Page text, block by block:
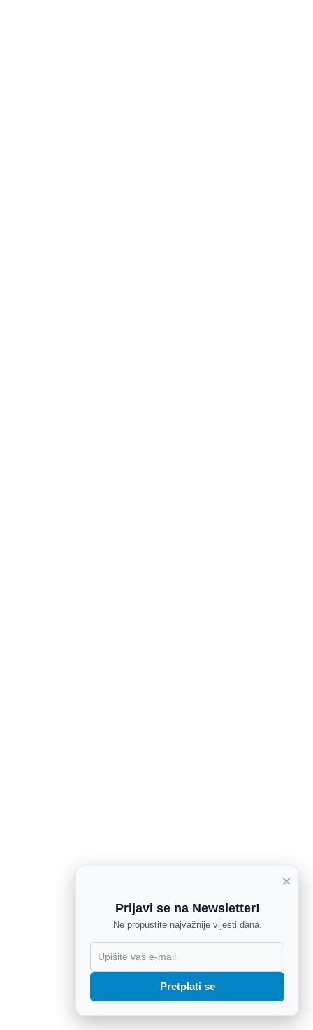
×
Prijavi se na Newsletter!
Ne propustite najvažnije vijesti dana.
Pretplati se